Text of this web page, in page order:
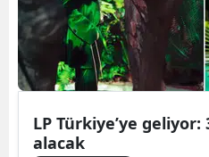
LP Türkiye’ye
alacak